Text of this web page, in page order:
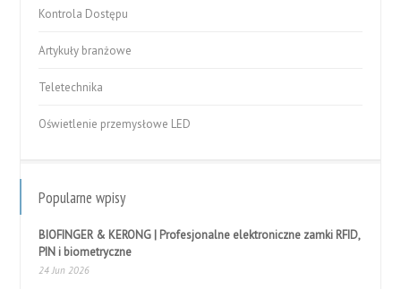
Kontrola Dostępu
Artykuły branżowe
Teletechnika
Oświetlenie przemysłowe LED
Popularne wpisy
BIOFINGER & KERONG | Profesjonalne elektroniczne zamki RFID,
PIN i biometryczne
24 Jun 2026